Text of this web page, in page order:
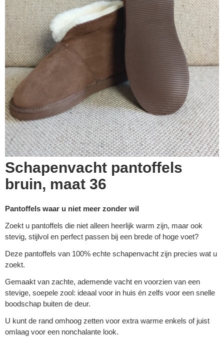
Schapenvacht pantoffels
bruin, maat 36
Pantoffels waar u niet meer zonder wil
Zoekt u pantoffels die niet alleen heerlijk warm zijn, maar ook
stevig, stijlvol en perfect passen bij een brede of hoge voet?
Deze pantoffels van 100% echte schapenvacht zijn precies wat u
zoekt.
Gemaakt van zachte, ademende vacht en voorzien van een
stevige, soepele zool: ideaal voor in huis én zelfs voor een snelle
boodschap buiten de deur.
U kunt de rand omhoog zetten voor extra warme enkels of juist
omlaag voor een nonchalante look.